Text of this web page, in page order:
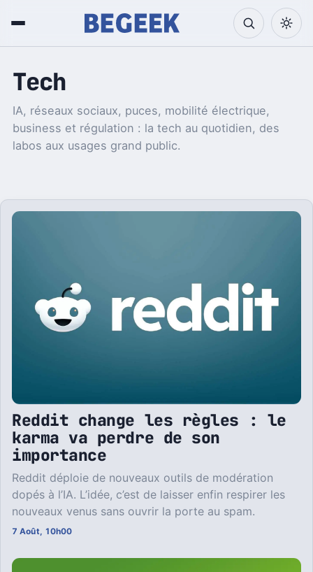
Tech
IA, réseaux sociaux, puces, mobilité électrique,
business et régulation : la tech au quotidien, des
labos aux usages grand public.
Reddit change les règles : le
karma va perdre de son
importance
Reddit déploie de nouveaux outils de modération
dopés à l’IA. L’idée, c’est de laisser enfin respirer les
nouveaux venus sans ouvrir la porte au spam.
7 Août, 10h00